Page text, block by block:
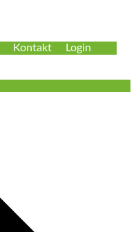
Kontakt Login